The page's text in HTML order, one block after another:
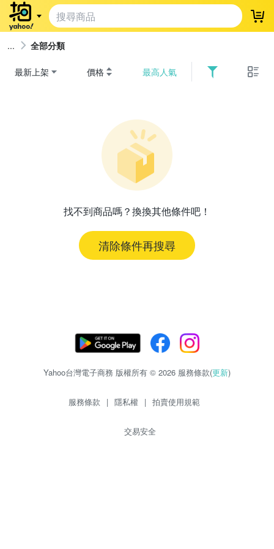
登
全部分類
最新上架 價格 最高人氣
找不到商品嗎？換換其他條件吧！
清除條件再搜尋
Yahoo台灣電子商務 版權所有 © 2026 服務條款(更新)
服務條款 | 隱私權 | 拍賣使用規範
交易安全